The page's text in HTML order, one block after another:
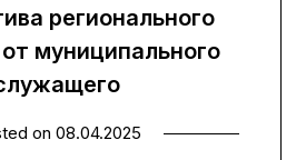
регионального
муниципального
on 08.04.2025